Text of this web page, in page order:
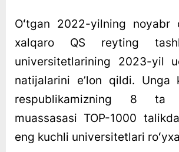
Oʻtgan 2022-yilning noyabr
xalqaro QS reyting
universitetlarining 2023-yil
natijalarini eʼlon qildi. Unga
respublikamizning 8 ta
muassasasi TOP-1000
eng kuchli universitetlari